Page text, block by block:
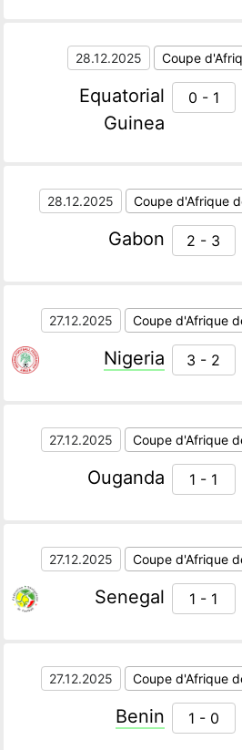
28.12.2025 Coupe
Equatorial
Guinea
0 - 1
28.12.2025 Coupe d'Afrique
Gabon 2 - 3
27.12.2025 Coupe d'Afrique
Nigeria 3 - 2
27.12.2025 Coupe d'Afrique
Ouganda 1 - 1
27.12.2025 Coupe d'Afrique
Senegal 1 - 1
27.12.2025 Coupe d'Afrique
Benin 1 - 0